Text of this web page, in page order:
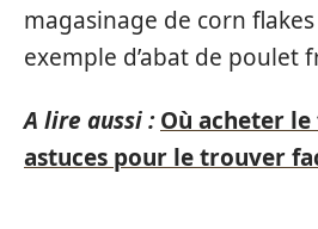
magasinage de corn
exemple d’abat de poulet
A lire aussi : Où acheter
astuces pour le trouver